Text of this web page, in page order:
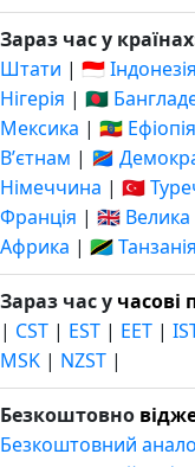
Зараз час у
Штати | 🇮🇩 Індонезія
Нігерія | 🇧🇩
Мексика | 🇪🇹 Ефіопія
Вʼєтнам | 🇨🇩
Німеччина | 🇹🇷
Франція | 🇬🇧 Велика
Африка | 🇹🇿 Танзанія
Зараз час у часові
| CST | EST | EET |
MSK | NZST |
Безкоштовно
Безкоштовний